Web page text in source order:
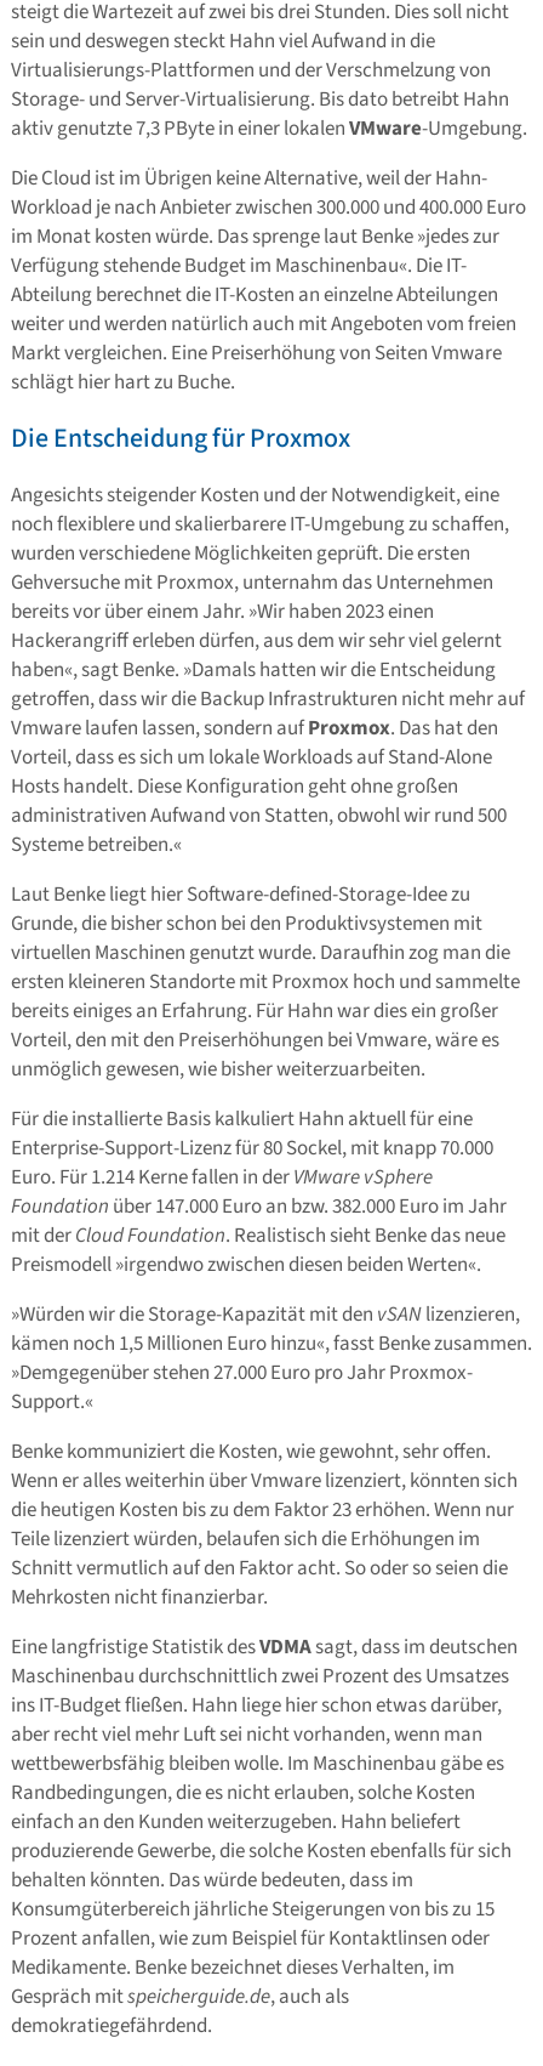
steigt die Wartezeit auf zwei bis drei Stunden. Dies soll nicht
sein und deswegen steckt Hahn viel Aufwand in die
Virtualisierungs-Plattformen und der Verschmelzung von
Storage- und Server-Virtualisierung. Bis dato betreibt Hahn
aktiv genutzte 7,3 PByte in einer lokalenVMware-Umgebung.
Die Cloud ist im Übrigen keine Alternative, weil der Hahn-
Workload je nach Anbieter zwischen 300.000 und 400.000 Euro
im Monat kosten würde. Das sprenge laut Benke »jedes zur
Verfügung stehende Budget im Maschinenbau«. Die IT-
Abteilung berechnet die IT-Kosten an einzelne Abteilungen
weiter und werden natürlich auch mit Angeboten vom freien
Markt vergleichen. Eine Preiserhöhung von Seiten Vmware
schlägt hier hart zu Buche.
Die Entscheidung für Proxmox
Angesichts steigender Kosten und der Notwendigkeit, eine
noch flexiblere und skalierbarere IT-Umgebung zu schaffen,
wurden verschiedene Möglichkeiten geprüft. Die ersten
Gehversuche mit Proxmox, unternahm das Unternehmen
bereits vor über einem Jahr. »Wir haben 2023 einen
Hackerangriff erleben dürfen, aus dem wir sehr viel gelernt
haben«, sagt Benke. »Damals hatten wir die Entscheidung
getroffen, dass wir die Backup Infrastrukturen nicht mehr auf
Vmware laufen lassen, sondern aufProxmox. Das hat den
Vorteil, dass es sich um lokale Workloads auf Stand-Alone
Hosts handelt. Diese Konfiguration geht ohne großen
administrativen Aufwand von Statten, obwohl wir rund 500
Systeme betreiben.«
Laut Benke liegt hier Software-defined-Storage-Idee zu
Grunde, die bisher schon bei den Produktivsystemen mit
virtuellen Maschinen genutzt wurde. Daraufhin zog man die
ersten kleineren Standorte mit Proxmox hoch und sammelte
bereits einiges an Erfahrung. Für Hahn war dies ein großer
Vorteil, den mit den Preiserhöhungen bei Vmware, wäre es
unmöglich gewesen, wie bisher weiterzuarbeiten.
Für die installierte Basis kalkuliert Hahn aktuell für eine
Enterprise-Support-Lizenz für 80 Sockel, mit knapp 70.000
Euro. Für 1.214 Kerne fallen in derVMware vSphere
Foundation über 147.000 Euro an bzw. 382.000 Euro im Jahr
mit derCloud Foundation. Realistisch sieht Benke das neue
Preismodell »irgendwo zwischen diesen beiden Werten«.
»Würden wir die Storage-Kapazität mit den vSANlizenzieren,
kämen noch 1,5 Millionen Euro hinzu«, fasst Benke zusammen.
»Demgegenüber stehen 27.000 Euro pro Jahr Proxmox-
Support.«
Benke kommuniziert die Kosten, wie gewohnt, sehr offen.
Wenn er alles weiterhin über Vmware lizenziert, könnten sich
die heutigen Kosten bis zu dem Faktor 23 erhöhen. Wenn nur
Teile lizenziert würden, belaufen sich die Erhöhungen im
Schnitt vermutlich auf den Faktor acht. So oder so seien die
Mehrkosten nicht finanzierbar.
Eine langfristige Statistik desVDMAsagt, dass im deutschen
Maschinenbau durchschnittlich zwei Prozent des Umsatzes
ins IT-Budget fließen. Hahn liege hier schon etwas darüber,
aber recht viel mehr Luft sei nicht vorhanden, wenn man
wettbewerbsfähig bleiben wolle. Im Maschinenbau gäbe es
Randbedingungen, die es nicht erlauben, solche Kosten
einfach an den Kunden weiterzugeben. Hahn beliefert
produzierende Gewerbe, die solche Kosten ebenfalls für sich
behalten könnten. Das würde bedeuten, dass im
Konsumgüterbereich jährliche Steigerungen von bis zu 15
Prozent anfallen, wie zum Beispiel für Kontaktlinsen oder
Medikamente. Benke bezeichnet dieses Verhalten, im
Gespräch mitspeicherguide.de, auch als
demokratiegefährdend.